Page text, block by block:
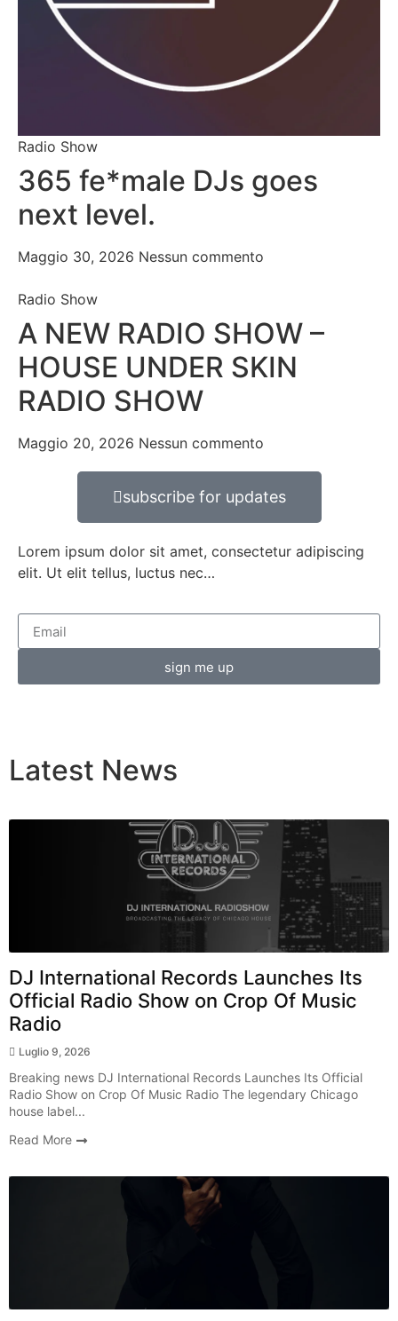
Radio Show
365 fe*male DJs goes
next level.
Maggio 30, 2026 Nessun commento
Radio Show
A NEW RADIO SHOW –
HOUSE UNDER SKIN
RADIO SHOW
Maggio 20, 2026 Nessun commento
subscribe for updates
Lorem ipsum dolor sit amet, consectetur adipiscing
elit. Ut elit tellus, luctus nec…
sign me up
Latest News
DJ International Records Launches Its
Official Radio Show on Crop Of Music
Radio
Luglio 9, 2026
Breaking news DJ International Records Launches Its Official
Radio Show on Crop Of Music Radio The legendary Chicago
house label...
Read More